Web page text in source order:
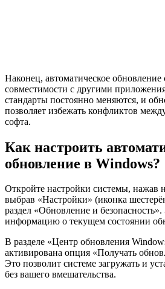
Наконец, автоматическое обновление
совместимости с другими
стандарты постоянно меняются, и
позволяет избежать конфликтов
софта.
Как настроить
обновление в Windows?
Откройте настройки системы, нажав
выбрав «Настройки» (иконка
раздел «Обновление и
информацию о текущем состоянии
В разделе «Центр обновления
активирована опция «Получать
Это позволит системе загружать и
без вашего вмешательства.